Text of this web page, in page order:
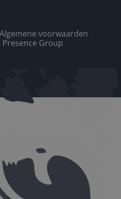
Algemene voorwaarden
Presence Group